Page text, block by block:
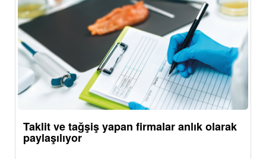
Taklit ve tağşiş yapan firmalar anlık olarak
paylaşılıyor